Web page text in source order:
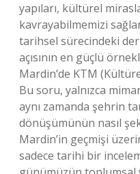
yapıları, kültürel
kavrayabilmemizi
tarihsel sürecindeki
açısının en güçlü
Mardin’de KTM
Bu soru, yalnızca
aynı zamanda şehrin
dönüşümünün nasıl
Mardin’in geçmişi
sadece tarihi bir